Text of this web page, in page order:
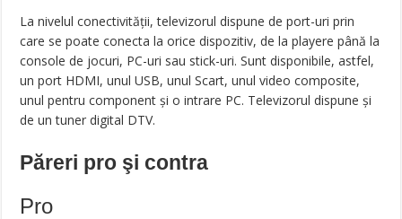
La nivelul conectivității, televizorul dispune de port-uri prin
care se poate conecta la orice dispozitiv, de la playere până la
console de jocuri, PC-uri sau stick-uri. Sunt disponibile, astfel,
un port HDMI, unul USB, unul Scart, unul video composite,
unul pentru component și o intrare PC. Televizorul dispune și
de un tuner digital DTV.
Păreri pro şi contra
Pro